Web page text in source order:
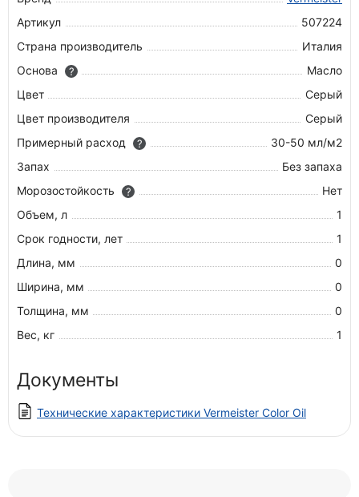
Артикул
507224
Страна производитель
Италия
Основа
?
Масло
Цвет
Серый
Цвет производителя
Серый
Примерный расход
?
30-50 мл/м2
Запах
Без запаха
Морозостойкость
?
Нет
Объем, л
1
Срок годности, лет
1
Длина, мм
0
Ширина, мм
0
Толщина, мм
0
Вес, кг
1
Документы
Технические характеристики Vermeister Color Oil